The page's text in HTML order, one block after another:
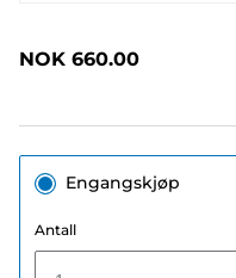
NOK 660.00
Engangskjøp
Antall